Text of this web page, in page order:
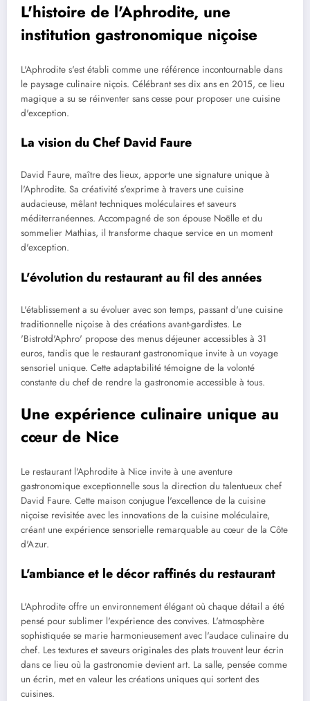
L'histoire de l'Aphrodite, une
institution gastronomique niçoise
L'Aphrodite s'est établi comme une référence incontournable dans
le paysage culinaire niçois. Célébrant ses dix ans en 2015, ce lieu
magique a su se réinventer sans cesse pour proposer une cuisine
d'exception.
La vision du Chef David Faure
David Faure, maître des lieux, apporte une signature unique à
l'Aphrodite. Sa créativité s'exprime à travers une cuisine
audacieuse, mêlant techniques moléculaires et saveurs
méditerranéennes. Accompagné de son épouse Noëlle et du
sommelier Mathias, il transforme chaque service en un moment
d'exception.
L'évolution du restaurant au fil des années
L'établissement a su évoluer avec son temps, passant d'une cuisine
traditionnelle niçoise à des créations avant-gardistes. Le
'Bistrotd'Aphro' propose des menus déjeuner accessibles à 31
euros, tandis que le restaurant gastronomique invite à un voyage
sensoriel unique. Cette adaptabilité témoigne de la volonté
constante du chef de rendre la gastronomie accessible à tous.
Une expérience culinaire unique au
cœur de Nice
Le restaurant l'Aphrodite à Nice invite à une aventure
gastronomique exceptionnelle sous la direction du talentueux chef
David Faure. Cette maison conjugue l'excellence de la cuisine
niçoise revisitée avec les innovations de la cuisine moléculaire,
créant une expérience sensorielle remarquable au cœur de la Côte
d'Azur.
L'ambiance et le décor raffinés du restaurant
L'Aphrodite offre un environnement élégant où chaque détail a été
pensé pour sublimer l'expérience des convives. L'atmosphère
sophistiquée se marie harmonieusement avec l'audace culinaire du
chef. Les textures et saveurs originales des plats trouvent leur écrin
dans ce lieu où la gastronomie devient art. La salle, pensée comme
un écrin, met en valeur les créations uniques qui sortent des
cuisines.